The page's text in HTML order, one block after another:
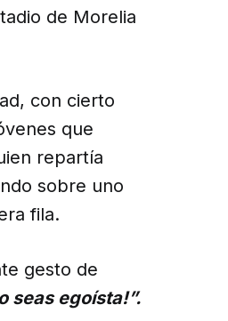
de Morelia
con cierto
que
repartía
sobre uno
fila.
gesto de
seas egoísta!”.